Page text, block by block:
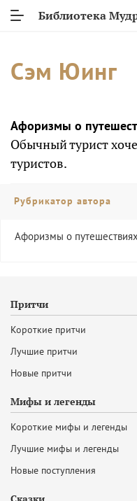
Библиотека
Сэм Юинг
Афоризмы о
Обычный турист
туристов.
Рубрикатор автора
Афоризмы о путешествиях
Притчи
Короткие притчи
Лучшие притчи
Новые притчи
Мифы и легенды
Короткие мифы и легенды
Лучшие мифы и легенды
Новые поступления